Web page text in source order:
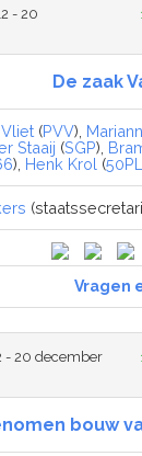
- 20
De zaak
(PVV),
Staaij (SGP),
), Henk Krol (
Vragen
- 20 december
bouw